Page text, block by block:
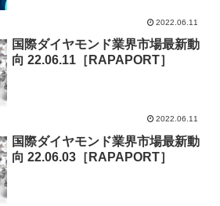
2022.06.11
国際ダイヤモンド業界市場最新動
向 22.06.11［RAPAPORT］
2022.06.11
国際ダイヤモンド業界市場最新動
向 22.06.03［RAPAPORT］